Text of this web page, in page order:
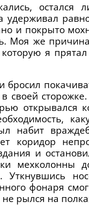
остался
и покрыто
Моя же
я прятал
бросил
своей
открывался
набит
коридор
и
мехколонны
Уткнувшись
фонаря
рылся на